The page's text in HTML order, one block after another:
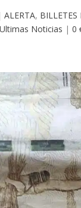
|ALERTA, BILLETES
Ultimas Noticias | 0